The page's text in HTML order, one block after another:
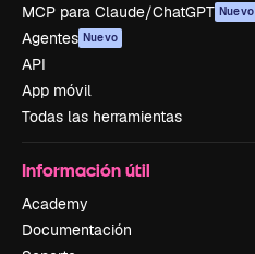
MCP para Claude/ChatGPT Nuevo
Agentes Nuevo
API
App móvil
Todas las herramientas
Información útil
Academy
Documentación